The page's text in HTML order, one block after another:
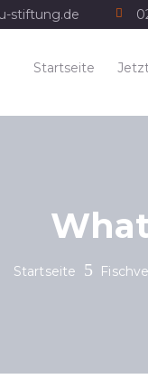
stiftung.de
Startseite
Startseite